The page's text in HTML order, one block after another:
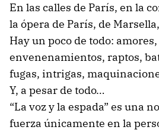
En las calles de París, en la
la ópera de París, de
Hay un poco de todo:
envenenamientos, raptos,
fugas, intrigas,
Y, a pesar de todo…
“La voz y la espada” es una
fuerza únicamente en la